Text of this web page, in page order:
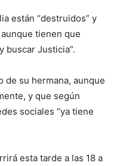
están “destruidos” y
tienen que
buscar Justicia”.
de su hermana, aunque
y que según
sociales “ya tiene
esta tarde a las 18 a